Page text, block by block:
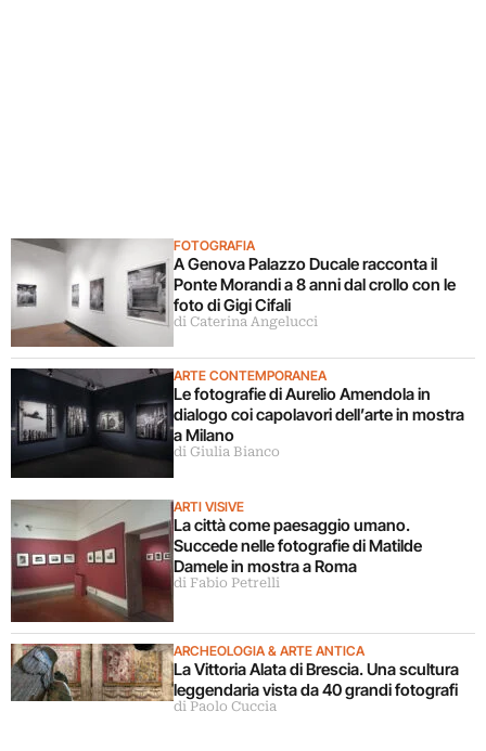
FOTOGRAFIA
A Genova Palazzo Ducale racconta il
Ponte Morandi a 8 anni dal crollo con le
foto di Gigi Cifali
di Caterina Angelucci
ARTE CONTEMPORANEA
Le fotografie di Aurelio Amendola in
dialogo coi capolavori dell’arte in mostra
a Milano
di Giulia Bianco
ARTI VISIVE
La città come paesaggio umano.
Succede nelle fotografie di Matilde
Damele in mostra a Roma
di Fabio Petrelli
ARCHEOLOGIA & ARTE ANTICA
La Vittoria Alata di Brescia. Una scultura
leggendaria vista da 40 grandi fotografi
di Paolo Cuccia